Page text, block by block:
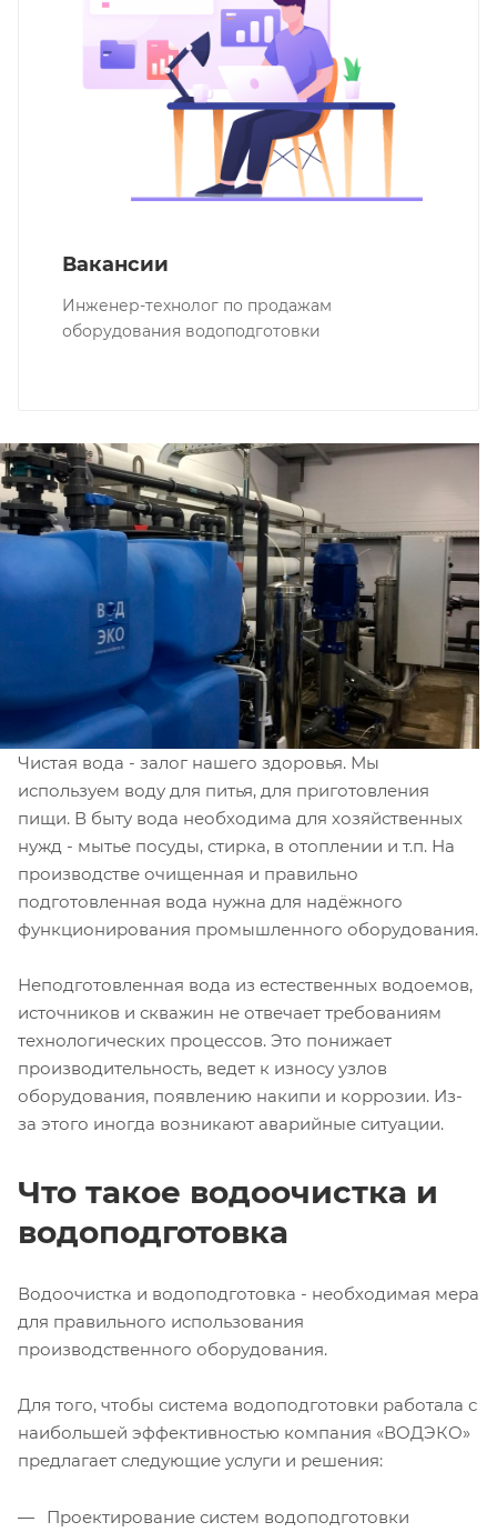
Вакансии
Инженер-технолог по продажам
оборудования водоподготовки
Чистая вода - залог нашего здоровья. Мы
используем воду для питья, для приготовления
пищи. В быту вода необходима для хозяйственных
нужд - мытье посуды, стирка, в отоплении и т.п. На
производстве очищенная и правильно
подготовленная вода нужна для надёжного
функционирования промышленного оборудования.
Неподготовленная вода из естественных водоемов,
источников и скважин не отвечает требованиям
технологических процессов. Это понижает
производительность, ведет к износу узлов
оборудования, появлению накипи и коррозии. Из-
за этого иногда возникают аварийные ситуации.
Что такое водоочистка и
водоподготовка
Водоочистка и водоподготовка - необходимая мера
для правильного использования
производственного оборудования.
Для того, чтобы система водоподготовки работала с
наибольшей эффективностью компания «ВОДЭКО»
предлагает следующие услуги и решения:
Проектирование систем водоподготовки